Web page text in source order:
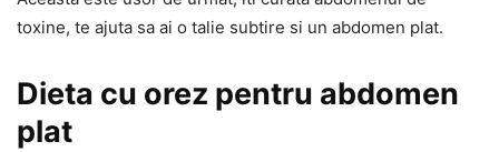
toxine, te ajuta sa ai o talie subtire si un abdomen plat.
Dieta cu orez pentru abdomen
plat